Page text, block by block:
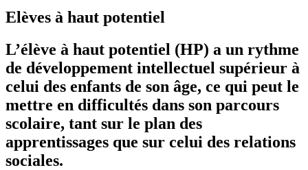
Elèves à haut potentiel
L’élève à haut potentiel (HP) a un rythme
de développement intellectuel supérieur à
celui des enfants de son âge, ce qui peut le
mettre en difficultés dans son parcours
scolaire, tant sur le plan des
apprentissages que sur celui des relations
sociales.